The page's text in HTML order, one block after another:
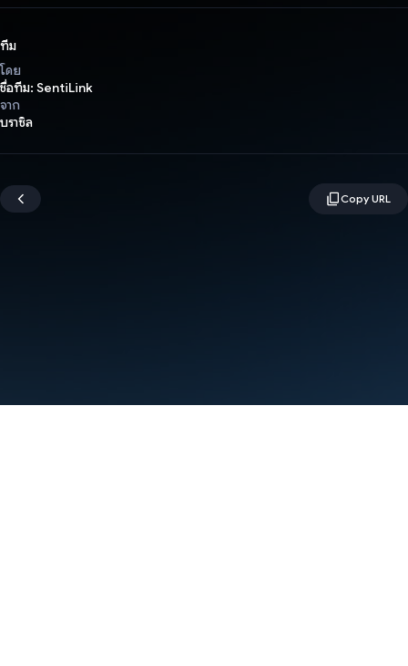
ทีม
โดย
ชื่อทีม: SentiLink
จาก
บราซิล